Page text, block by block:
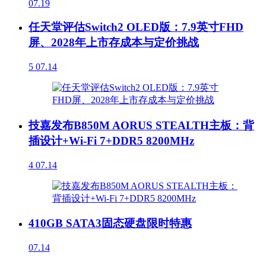
07.19
任天堂评估Switch2 OLED版：7.9英寸FHD
屏、2028年上市存成本与定价挑战
5 07.14
技嘉发布B850M AORUS STEALTH主板：背
插设计+Wi-Fi 7+DDR5 8200MHz
4 07.14
410GB SATA3固态硬盘限时特惠
07.14